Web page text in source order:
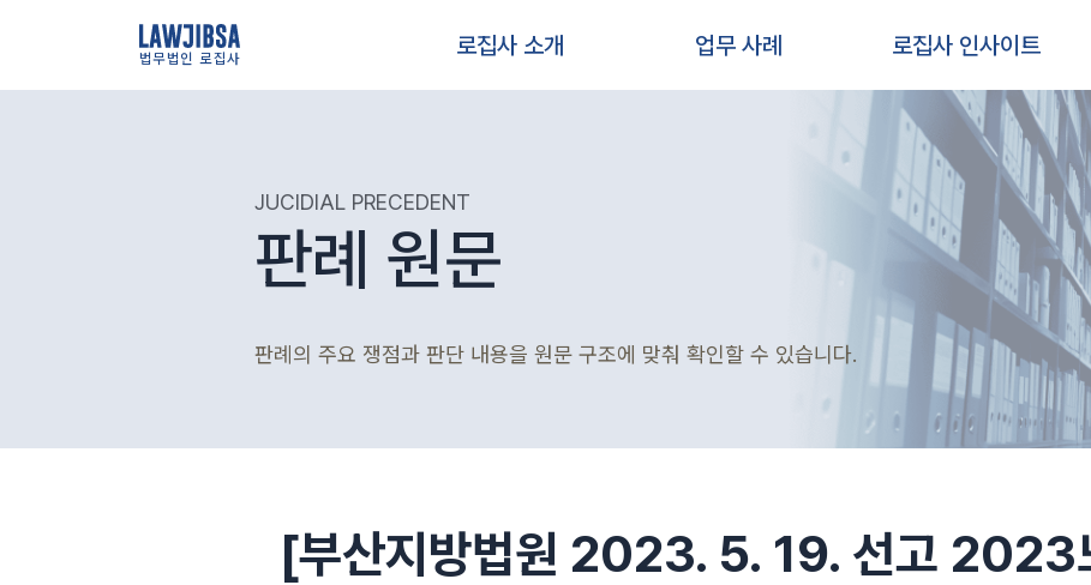
법무법인 로집사 로집사 소개 업무 사례 로집사 인사이트
JUCIDIAL PRECEDENT
판례 원문
판례의 주요 쟁점과 판단 내용을 원문 구조에 맞춰 확인할 수 있습니다.
[부산지방법원 2023. 5. 19. 선고